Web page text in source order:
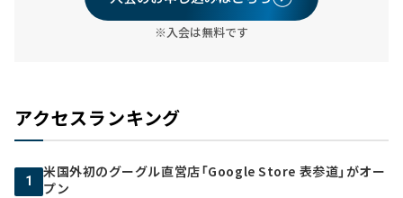
※入会は無料です
アクセスランキング
1
米国外初のグーグル直営店「Google Store 表参道」がオー
プン